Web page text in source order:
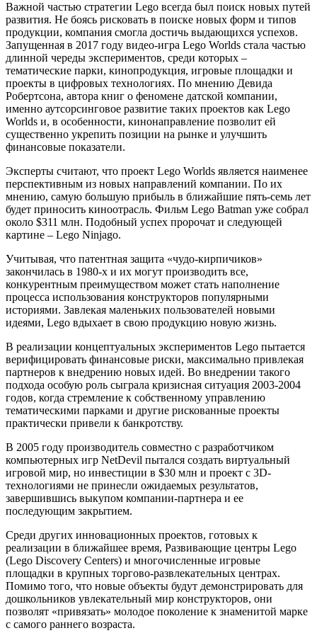
Важной частью стратегии Lego всегда был поиск новых путей
развития. Не боясь рисковать в поиске новых форм и типов
продукции, компания смогла достичь выдающихся успехов.
Запущенная в 2017 году видео-игра Lego Worlds стала частью
длинной череды экспериментов, среди которых –
тематические парки, кинопродукция, игровые площадки и
проекты в цифровых технологиях. По мнению Девида
Робертсона, автора книг о феномене датской компании,
именно аутсорсинговое развитие таких проектов как Lego
Worlds и, в особенности, кинонаправление позволит ей
существенно укрепить позиции на рынке и улучшить
финансовые показатели.
Эксперты считают, что проект Lego Worlds является наименее
перспективным из новых направлений компании. По их
мнению, самую большую прибыль в ближайшие пять-семь лет
будет приносить киноотрасль. Фильм Lego Batman уже собрал
около $311 млн. Подобный успех пророчат и следующей
картине – Lego Ninjago.
Учитывая, что патентная защита «чудо-кирпичиков»
закончилась в 1980-х и их могут производить все,
конкурентным преимуществом может стать наполнение
процесса использования конструкторов популярными
историями. Завлекая маленьких пользователей новыми
идеями, Lego вдыхает в свою продукцию новую жизнь.
В реализации концептуальных экспериментов Lego пытается
верифицировать финансовые риски, максимально привлекая
партнеров к внедрению новых идей. Во внедрении такого
подхода особую роль сыграла кризисная ситуация 2003-2004
годов, когда стремление к собственному управлению
тематическими парками и другие рискованные проекты
практически привели к банкротству.
В 2005 году производитель совместно с разработчиком
компьютерных игр NetDevil пытался создать виртуальный
игровой мир, но инвестиции в $30 млн и проект с 3D-
технологиями не принесли ожидаемых результатов,
завершившись выкупом компании-партнера и ее
последующим закрытием.
Среди других инновационных проектов, готовых к
реализации в ближайшее время, Развивающие центры Lego
(Lego Discovery Centers) и многочисленные игровые
площадки в крупных торгово-развлекательных центрах.
Помимо того, что новые объекты будут демонстрировать для
дошкольников увлекательный мир конструкторов, они
позволят «привязать» молодое поколение к знаменитой марке
с самого раннего возраста.